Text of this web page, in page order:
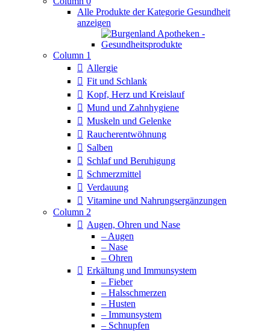
Alle Produkte der Kategorie Gesundheit
anzeigen
Column 1
Allergie
Fit und Schlank
Kopf, Herz und Kreislauf
Mund und Zahnhygiene
Muskeln und Gelenke
Raucherentwöhnung
Salben
Schlaf und Beruhigung
Schmerzmittel
Verdauung
Vitamine und Nahrungsergänzungen
Column 2
Augen, Ohren und Nase
– Augen
– Nase
– Ohren
Erkältung und Immunsystem
– Fieber
– Halsschmerzen
– Husten
– Immunsystem
– Schnupfen